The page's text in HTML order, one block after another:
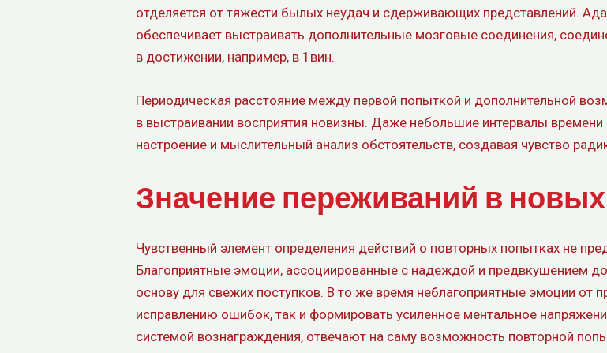
отделяется от тяжести былых неудач и сдерживающих представлений.
обеспечивает выстраивать дополнительные мозговые соединения,
в достижении, например, в 1вин.
Периодическая расстояние между первой попыткой и дополнительной
в выстраивании восприятия новизны. Даже небольшие интервалы времени
настроение и мыслительный анализ обстоятельств, создавая чувство
Значение переживаний в
Чувственный элемент определения действий о повторных попытках не
Благоприятные эмоции, ассоциированные с надеждой и предвкушением
основу для свежих поступков. В то же время неблагоприятные эмоции от
исправлению ошибок, так и формировать усиленное ментальное
системой вознаграждения, отвечают на саму возможность повторной